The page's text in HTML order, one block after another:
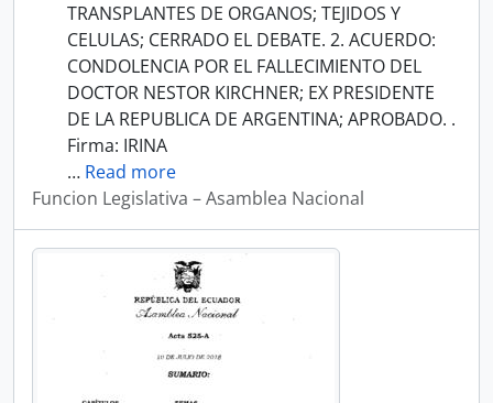
TRANSPLANTES DE ORGANOS; TEJIDOS Y
CELULAS; CERRADO EL DEBATE. 2. ACUERDO:
CONDOLENCIA POR EL FALLECIMIENTO DEL
DOCTOR NESTOR KIRCHNER; EX PRESIDENTE
DE LA REPUBLICA DE ARGENTINA; APROBADO. .
Firma: IRINA
… Read more
Funcion Legislativa – Asamblea Nacional